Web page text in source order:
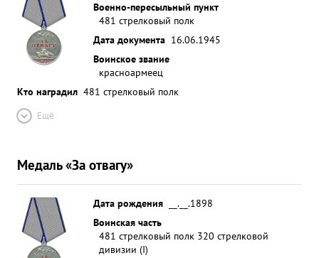
Военно-пересыльный пункт
481 стрелковый полк
Дата документа 16.06.1945
Воинское звание
красноармеец
Кто наградил 481 стрелковый полк
Ещё
Медаль «За отвагу»
Дата рождения
__.__.1898
Воинская часть
481 стрелковый полк 320 стрелковой
дивизии (I)